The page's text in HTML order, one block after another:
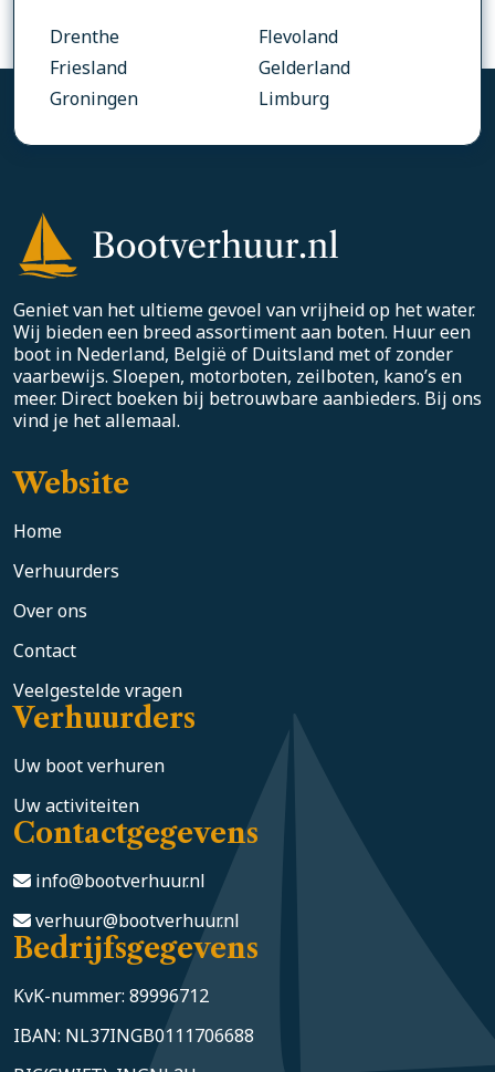
Drenthe
Flevoland
Friesland
Gelderland
Groningen
Limburg
Geniet van het ultieme gevoel van vrijheid op het water.
Wij bieden een breed assortiment aan boten. Huur een
boot in Nederland, België of Duitsland met of zonder
vaarbewijs. Sloepen, motorboten, zeilboten, kano’s en
meer. Direct boeken bij betrouwbare aanbieders. Bij ons
vind je het allemaal.
Website
Home
Verhuurders
Over ons
Contact
Veelgestelde vragen
Verhuurders
Uw boot verhuren
Uw activiteiten
Contactgegevens
info@bootverhuur.nl
verhuur@bootverhuur.nl
Bedrijfsgegevens
KvK-nummer: 89996712
IBAN: NL37INGB0111706688